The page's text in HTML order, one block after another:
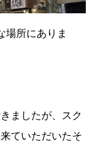
場所にありま
ましたが、スク
ていただいたそ